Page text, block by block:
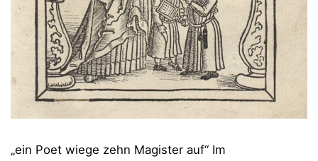
„ein Poet wiege zehn Magister auf“ Im